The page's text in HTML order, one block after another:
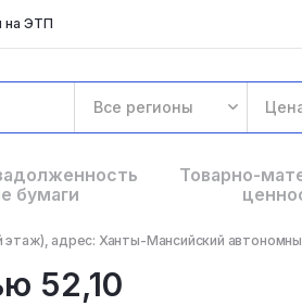
на ЭТП
Все регионы
бумаги
Товарно-
адрес: Ханты-Мансийский
52,10